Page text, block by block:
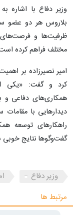
وزیر دفاع با اشاره
بلاروس هر دو عضو
ظرفیت‌ها و فرصت‌های
مختلف فراهم کرده
امیر نصیرزاده بر
کرد و گفت: «یکی
همکاری‌های دفاعی و
دیدارهایی با
راهکارهای توسعه
گفت‌وگوها نتایج
وزیر دفاع
مرتبط ها